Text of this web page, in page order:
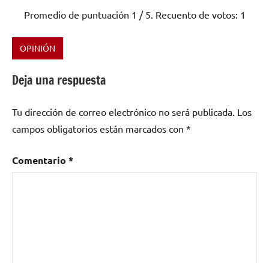
Promedio de puntuación 1 / 5. Recuento de votos: 1
Metal
Mighty
Thor
OPINIÓN
Deja una respuesta
Tu dirección de correo electrónico no será publicada. Los
campos obligatorios están marcados con *
Comentario *